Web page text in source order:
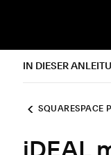
IN DIESER
SQUARESPACE